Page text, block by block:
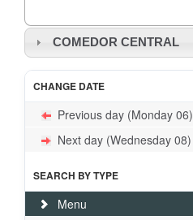
COMEDOR CENTRAL
CHANGE DATE
Previous day (Monday 06)
Next day (Wednesday 08)
SEARCH BY TYPE
Menu